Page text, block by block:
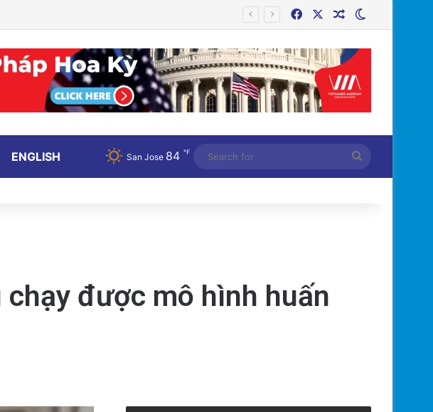
FacebookRandom Article
ENGLISH San Jose 84 ℉
for
chạy được mô hình huấn